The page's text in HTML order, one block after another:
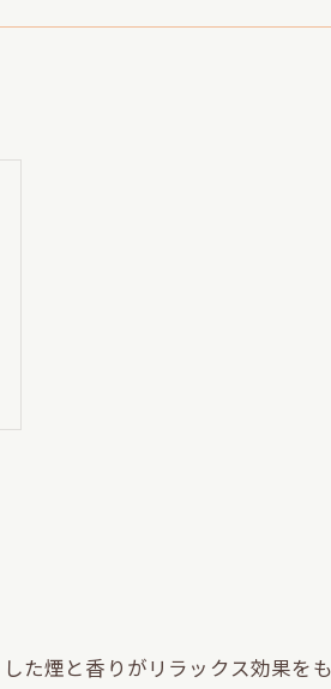
た煙と香りがリラックス効果を